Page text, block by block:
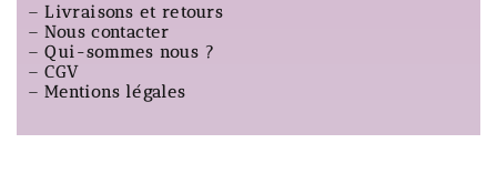
–Livraisons et retours
–Nous contacter
–Qui-sommes nous ?
–CGV
–Mentions légales